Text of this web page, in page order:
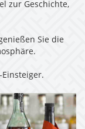
zur Geschichte,
Sie die